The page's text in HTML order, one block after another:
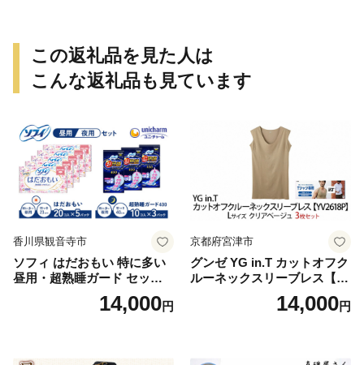
この返礼品を見た人は
こんな返礼品も見ています
香川県観音寺市
ソフィ はだおもい 特に多い
昼用・超熟睡ガード セット
羽付き ナプキン 生理用品 サ
ニタリー ユニ・チャーム
14,000円
京都府宮津市
グンゼ YG in.T カットオフク
ルーネックスリーブレス【Y
V2618P】Lサイズ クリアベ
ージュ3枚セット [№5716-04
14,000円